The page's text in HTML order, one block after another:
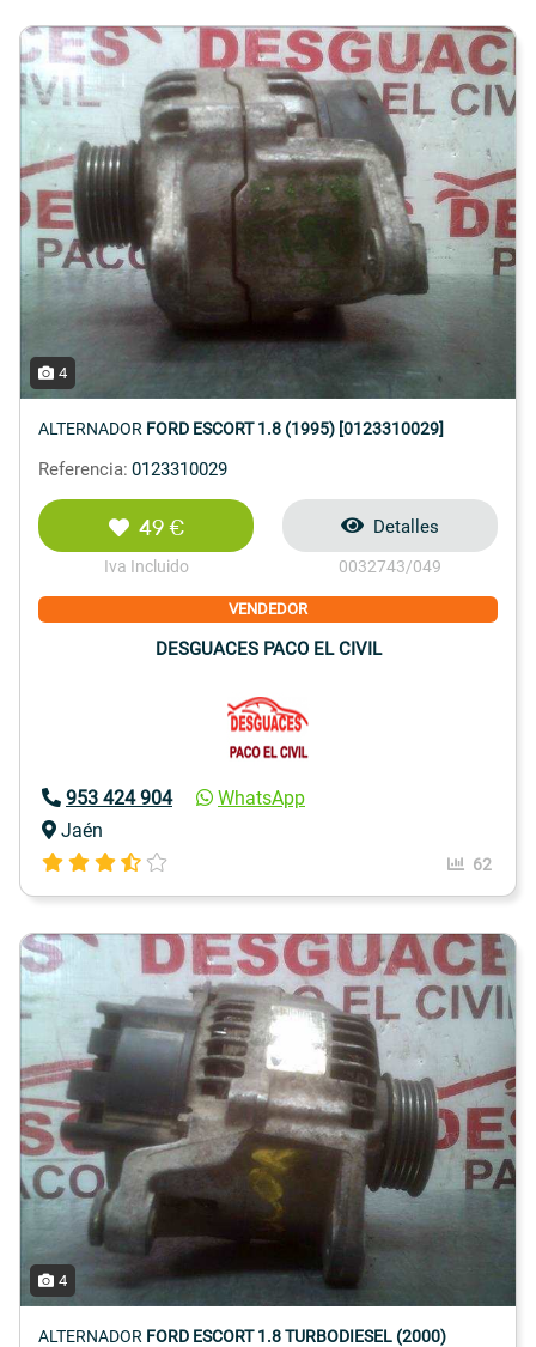
4
ALTERNADOR FORD ESCORT 1.8 (1995) [0123310029]
Referencia: 0123310029
49 €
Iva Incluido
Detalles
0032743/049
VENDEDOR
DESGUACES PACO EL CIVIL
953 424 904
WhatsApp
Jaén
62
4
ALTERNADOR FORD ESCORT 1.8 TURBODIESEL (2000)